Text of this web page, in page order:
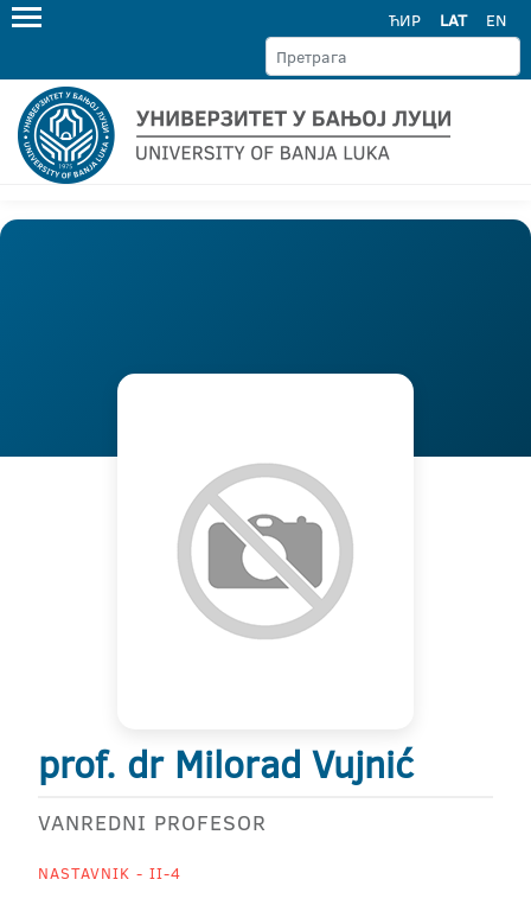
ЋИР LAT EN
prof. dr Milorad Vujnić
VANREDNI PROFESOR
NASTAVNIK - II-4